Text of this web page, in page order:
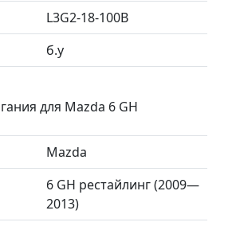
L3G2-18-100B
б.у
для Mazda 6 GH
Mazda
6 GH рестайлинг (2009—
2013)